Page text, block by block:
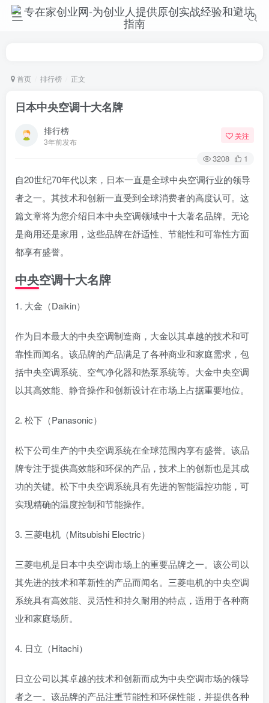
首页 排行榜 正文
日本中央空调十大名牌
排行榜
3年前发布
关注
3208 1
自20世纪70年代以来，日本一直是全球中央空调行业的领导
者之一。其技术和创新一直受到全球消费者的高度认可。这
篇文章将为您介绍日本中央空调领域中十大著名品牌。无论
是商用还是家用，这些品牌在舒适性、节能性和可靠性方面
都享有盛誉。
中央空调十大名牌
1. 大金（Daikin）
作为日本最大的中央空调制造商，大金以其卓越的技术和可
靠性而闻名。该品牌的产品满足了各种商业和家庭需求，包
括中央空调系统、空气净化器和热泵系统等。大金中央空调
以其高效能、静音操作和创新设计在市场上占据重要地位。
2. 松下（Panasonic）
松下公司生产的中央空调系统在全球范围内享有盛誉。该品
牌专注于提供高效能和环保的产品，技术上的创新也是其成
功的关键。松下中央空调系统具有先进的智能温控功能，可
实现精确的温度控制和节能操作。
3. 三菱电机（Mitsubishi Electric）
三菱电机是日本中央空调市场上的重要品牌之一。该公司以
其先进的技术和革新性的产品而闻名。三菱电机的中央空调
系统具有高效能、灵活性和持久耐用的特点，适用于各种商
业和家庭场所。
4. 日立（Hitachi）
日立公司以其卓越的技术和创新而成为中央空调市场的领导
者之一。该品牌的产品注重节能性和环保性能，并提供各种